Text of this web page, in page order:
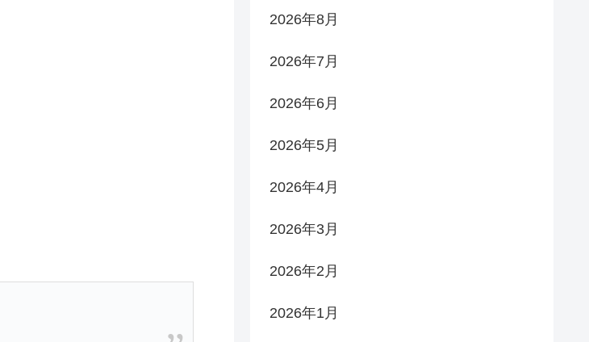
2026年8月
2026年7月
2026年6月
2026年5月
2026年4月
2026年3月
2026年2月
2026年1月